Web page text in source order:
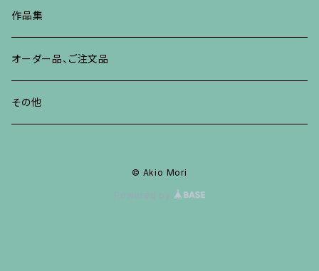
ブレスレット、バングル、その他
ブレスレット、その他
リング
ネックレス、ペンダント
リング
ブレスレット、バングル
イヤリング、ピアス
ネックレス、ペンダント
リング
作品集
オーダー品、ご注文品
その他
© Akio Mori
Powered by